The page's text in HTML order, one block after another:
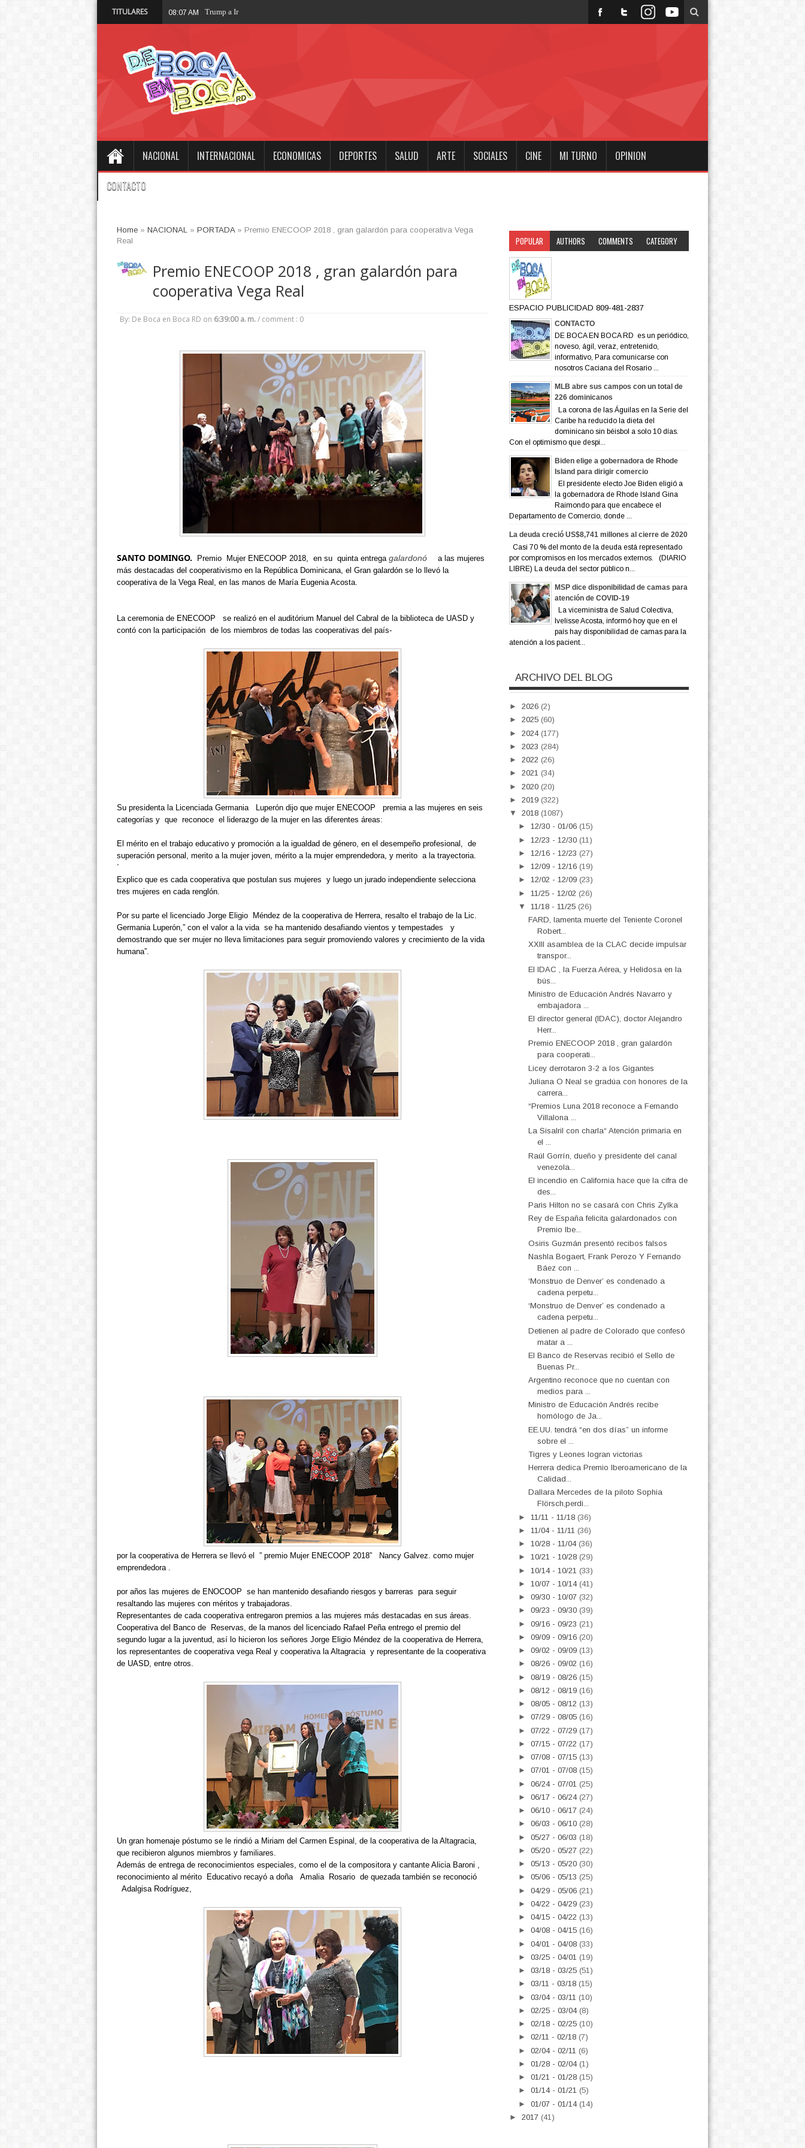
TITULARES 08:07 AM Trump a Irán: "Esta noche morirá toda una civilización, para
NACIONAL INTERNACIONAL ECONOMICAS DEPORTES SALUD ARTE SOCIALES CINE MI TURNO OPINION
CONTACTO
Home» NACIONAL» PORTADA» Premio ENECOOP 2018 , gran galardón para cooperativa Vega
Real
Premio ENECOOP 2018 , gran galardón para
cooperativa Vega Real
By: De Boca en Boca RD on 6:39:00 a. m. / comment : 0
SANTO DOMINGO. Premio Mujer ENECOOP 2018, en su quinta entrega galardonó
a las mujeres
más destacadas del cooperativismo en la República Dominicana, el Gran galardón se lo llevó la
cooperativa de la Vega Real, en las manos de María Eugenia Acosta.
La ceremonia de ENECOOP
se realizó en el auditórium Manuel del Cabral de la biblioteca de UASD y
contó con la participación de los miembros de todas las cooperativas del país-
Su presidenta la Licenciada Germania Luperón dijo que mujer ENECOOP
premia a las mujeres en seis
categorías y que reconoce el liderazgo de la mujer en las diferentes áreas:
El mérito en el trabajo educativo y promoción a la igualdad de género, en el desempeño profesional, de
superación personal, merito a la mujer joven, mérito a la mujer emprendedora, y merito a la trayectoria.
´
Explico que es cada cooperativa que postulan sus mujeres y luego un jurado independiente selecciona
tres mujeres en cada renglón.
Por su parte el licenciado Jorge Eligio
Méndez de la cooperativa de Herrera, resalto el trabajo de la Lic.
Germania Luperón,” con el valor a la vida se ha mantenido desafiando vientos y tempestades
y
demostrando que ser mujer no lleva limitaciones para seguir promoviendo valores y crecimiento de la vida
humana”.
por la cooperativa de Herrera se llevó el ” premio Mujer ENECOOP 2018”
Nancy Galvez. como mujer
emprendedora .
por años las mujeres de ENOCOOP se han mantenido desafiando riesgos y barreras para seguir
resaltando las mujeres con méritos y trabajadoras.
Representantes de cada cooperativa entregaron premios a las mujeres más destacadas en sus áreas.
Cooperativa del Banco de
Reservas, de la manos del licenciado Rafael Peña entrego el premio del
segundo lugar a la juventud, así lo hicieron los señores Jorge Eligio Méndez de la cooperativa de Herrera,
los representantes de cooperativa vega Real y cooperativa la Altagracia y representante de la cooperativa
de UASD, entre otros.
Un gran homenaje póstumo se le rindió a Miriam del Carmen Espinal, de la cooperativa de la Altagracia,
que recibieron algunos miembros y familiares.
Además de entrega de reconocimientos especiales, como el de la compositora y cantante Alicia Baroni ,
reconocimiento al mérito Educativo recayó a doña Amalia Rosario de quezada también se reconoció
Adalgisa Rodríguez,
POPULAR AUTHORS COMMENTS CATEGORY
ESPACIO PUBLICIDAD 809-481-2837
CONTACTO
DE BOCA EN BOCA RD es un periódico,
noveso, ágil, veraz, entretenido,
informativo, Para comunicarse con
nosotros Caciana del Rosario ...
MLB abre sus campos con un total de
226 dominicanos
La corona de las Águilas en la Serie del
Caribe ha reducido la dieta del
dominicano sin béisbol a solo 10 días.
Con el optimismo que despi...
Biden elige a gobernadora de Rhode
Island para dirigir comercio
El presidente electo Joe Biden eligió a
la gobernadora de Rhode Island Gina
Raimondo para que encabece el
Departamento de Comercio, donde ...
La deuda creció US$8,741 millones al cierre de 2020
Casi 70 % del monto de la deuda está representado
por compromisos en los mercados externos. (DIARIO
LIBRE) La deuda del sector público n...
MSP dice disponibilidad de camas para
atención de COVID-19
La viceministra de Salud Colectiva,
Ivelisse Acosta, informó hoy que en el
país hay disponibilidad de camas para la
atención a los pacient...
ARCHIVO DEL BLOG
► 2026 (2)
► 2025 (60)
► 2024 (177)
► 2023 (284)
► 2022 (26)
► 2021 (34)
► 2020 (20)
► 2019 (322)
▼ 2018 (1087)
►12/30 - 01/06 (15)
► 12/23 - 12/30 (11)
► 12/16 - 12/23 (27)
►12/09 - 12/16 (19)
►12/02 - 12/09 (23)
► 11/25 - 12/02 (26)
▼ 11/18 - 11/25 (26)
FARD, lamenta muerte del Teniente Coronel
Robert...
XXIII asamblea de la CLAC decide impulsar
transpor...
El IDAC , la Fuerza Aérea, y Helidosa en la
bús...
Ministro de Educación Andrés Navarro y
embajadora ...
El director general (IDAC), doctor Alejandro
Herr...
Premio ENECOOP 2018 , gran galardón
para cooperati...
Licey derrotaron 3-2 a los Gigantes
Juliana O Neal se gradúa con honores de la
carrera...
“Premios Luna 2018 reconoce a Fernando
Villalona ...
La Sisalril con charla“ Atención primaria en
el ...
Raúl Gorrín, dueño y presidente del canal
venezola...
El incendio en California hace que la cifra de
des...
Paris Hilton no se casará con Chris Zylka
Rey de España felicita galardonados con
Premio Ibe...
Osiris Guzmán presentó recibos falsos
Nashla Bogaert, Frank Perozo Y Fernando
Báez con ...
‘Monstruo de Denver’ es condenado a
cadena perpetu...
‘Monstruo de Denver’ es condenado a
cadena perpetu...
Detienen al padre de Colorado que confesó
matar a ...
El Banco de Reservas recibió el Sello de
Buenas Pr...
Argentino reconoce que no cuentan con
medios para ...
Ministro de Educación Andrés recibe
homólogo de Ja...
EE.UU. tendrá “en dos días” un informe
sobre el ...
Tigres y Leones logran victorias
Herrera dedica Premio Iberoamericano de la
Calidad...
Dallara Mercedes de la piloto Sophia
Flörsch,perdi...
► 11/11 - 11/18 (36)
► 11/04 - 11/11 (36)
►10/28 - 11/04 (36)
►10/21 - 10/28 (29)
► 10/14 - 10/21 (33)
► 10/07 - 10/14 (41)
►09/30 - 10/07 (32)
►09/23 - 09/30 (39)
►09/16 - 09/23 (21)
►09/09 - 09/16 (20)
►09/02 - 09/09 (13)
►08/26 - 09/02 (16)
►08/19 - 08/26 (15)
►08/12 - 08/19 (16)
►08/05 - 08/12 (13)
►07/29 - 08/05 (16)
►07/22 - 07/29 (17)
►07/15 - 07/22 (17)
►07/08 - 07/15 (13)
►07/01 - 07/08 (15)
►06/24 - 07/01 (25)
►06/17 - 06/24 (27)
►06/10 - 06/17 (24)
►06/03 - 06/10 (28)
►05/27 - 06/03 (18)
►05/20 - 05/27 (22)
►05/13 - 05/20 (30)
►05/06 - 05/13 (25)
►04/29 - 05/06 (21)
►04/22 - 04/29 (23)
►04/15 - 04/22 (13)
►04/08 - 04/15 (16)
►04/01 - 04/08 (33)
►03/25 - 04/01 (19)
►03/18 - 03/25 (51)
►03/11 - 03/18 (15)
►03/04 - 03/11 (10)
►02/25 - 03/04 (8)
►02/18 - 02/25 (10)
►02/11 - 02/18 (7)
►02/04 - 02/11 (6)
►01/28 - 02/04 (1)
►01/21 - 01/28 (15)
►01/14 - 01/21 (5)
►01/07 - 01/14 (14)
► 2017 (41)